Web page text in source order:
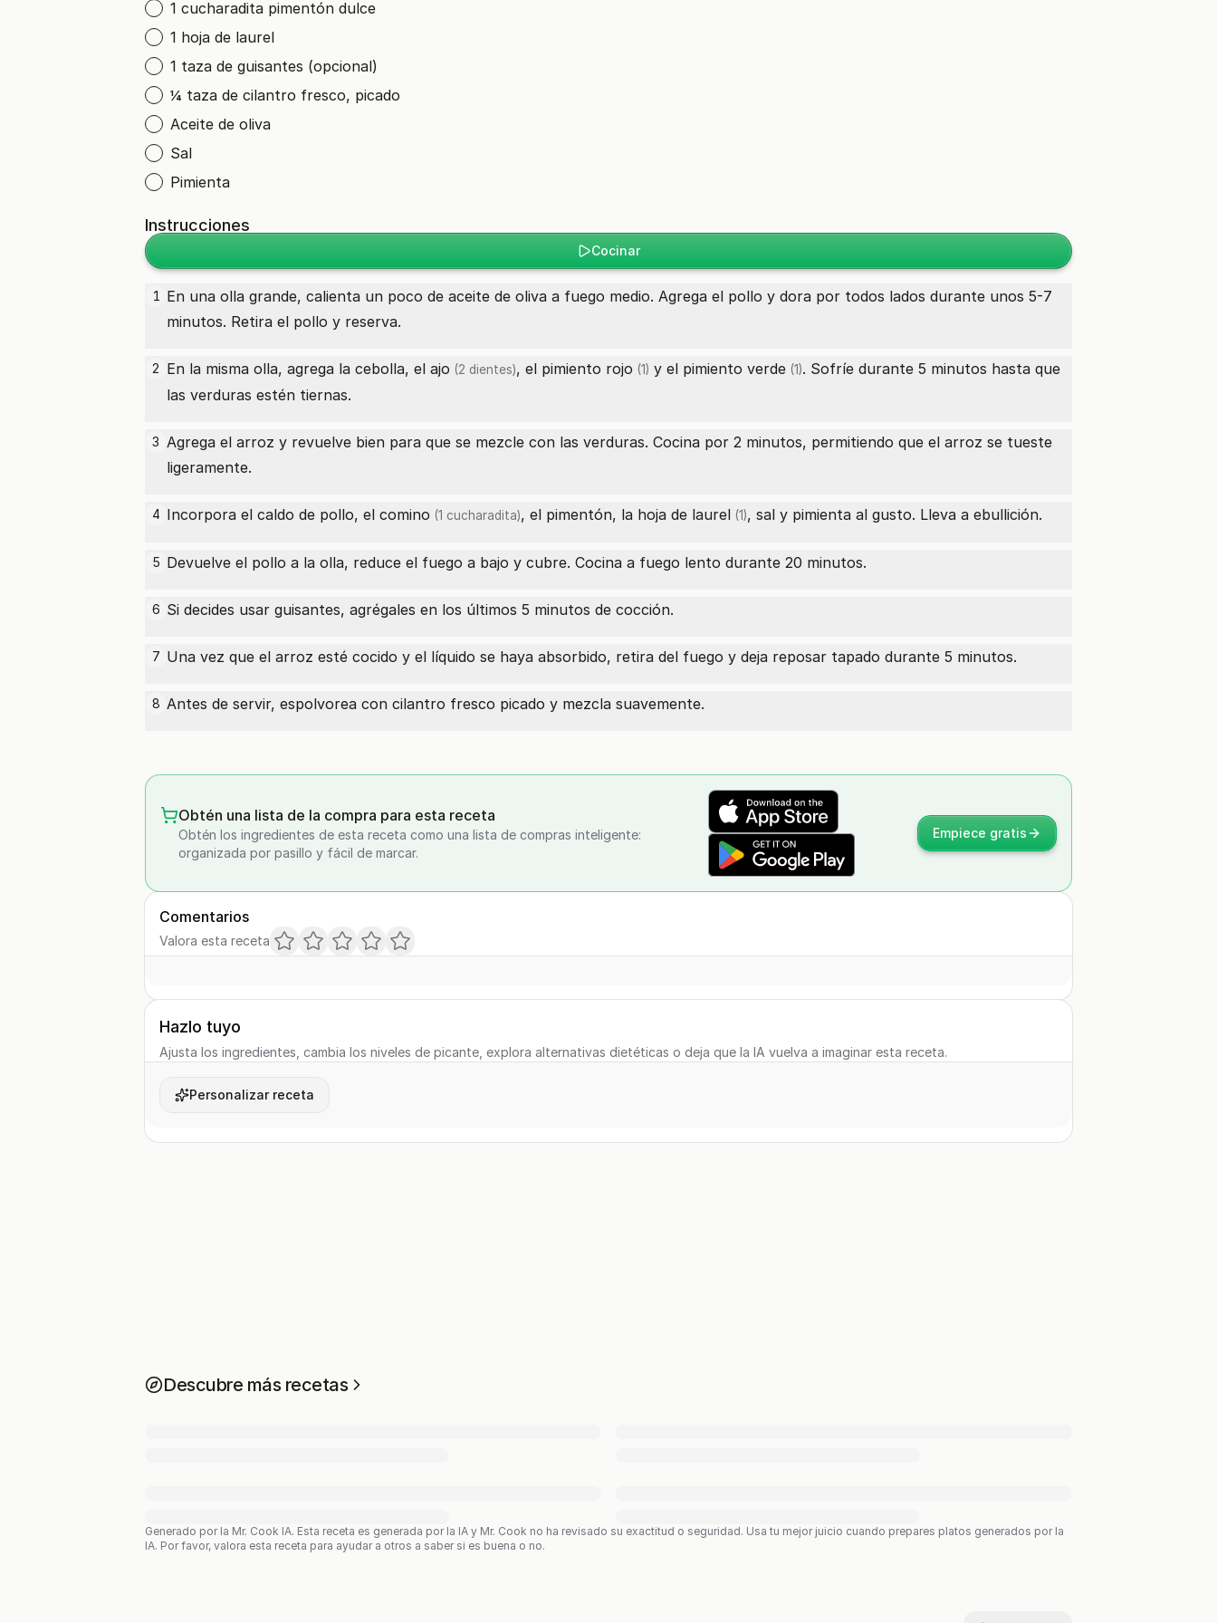
1 cucharadita pimentón dulce
1 hoja de laurel
1 taza de guisantes (opcional)
¼ taza de cilantro fresco, picado
Aceite de oliva
Sal
Pimienta
Instrucciones
Cocinar
1 En una olla grande, calienta un poco de aceite de oliva a fuego medio. Agrega el pollo y dora por todos lados durante unos 5-7
minutos. Retira el pollo y reserva.
2 En la misma olla, agrega la cebolla, el ajo (2 dientes), el pimiento rojo (1) y el pimiento verde (1). Sofríe durante 5 minutos hasta que
las verduras estén tiernas.
3 Agrega el arroz y revuelve bien para que se mezcle con las verduras. Cocina por 2 minutos, permitiendo que el arroz se tueste
ligeramente.
4 Incorpora el caldo de pollo, el comino (1 cucharadita), el pimentón, la hoja de laurel (1), sal y pimienta al gusto. Lleva a ebullición.
5 Devuelve el pollo a la olla, reduce el fuego a bajo y cubre. Cocina a fuego lento durante 20 minutos.
6 Si decides usar guisantes, agrégales en los últimos 5 minutos de cocción.
7 Una vez que el arroz esté cocido y el líquido se haya absorbido, retira del fuego y deja reposar tapado durante 5 minutos.
8 Antes de servir, espolvorea con cilantro fresco picado y mezcla suavemente.
Obtén una lista de la compra para esta receta
Obtén los ingredientes de esta receta como una lista de compras inteligente:
organizada por pasillo y fácil de marcar.
Empiece gratis
Comentarios
Valora esta receta
Hazlo tuyo
Ajusta los ingredientes, cambia los niveles de picante, explora alternativas dietéticas o deja que la IA vuelva a imaginar esta receta.
Personalizar receta
Descubre más recetas
Generado por la Mr. Cook IA. Esta receta es generada por la IA y Mr. Cook no ha revisado su exactitud o seguridad. Usa tu mejor juicio cuando prepares platos generados por la
IA. Por favor, valora esta receta para ayudar a otros a saber si es buena o no.